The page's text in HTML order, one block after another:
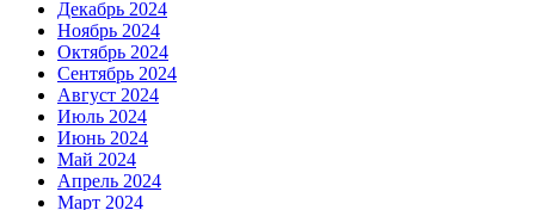
Декабрь 2024
Ноябрь 2024
Октябрь 2024
Сентябрь 2024
Август 2024
Июль 2024
Июнь 2024
Май 2024
Апрель 2024
Март 2024